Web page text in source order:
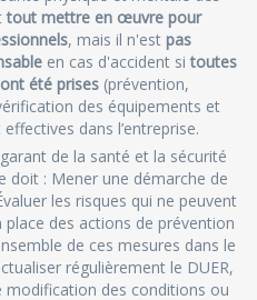
tout mettre en œuvre pour
, mais il n'est pas
en cas d'accident sitoutes
été prises (prévention,
des équipements et
dans l’entreprise.
de la santé et la sécurité
doit : Mener une démarche de
les risques qui ne peuvent
des actions de prévention
de ces mesures dans le
régulièrement le DUER,
des conditions ou